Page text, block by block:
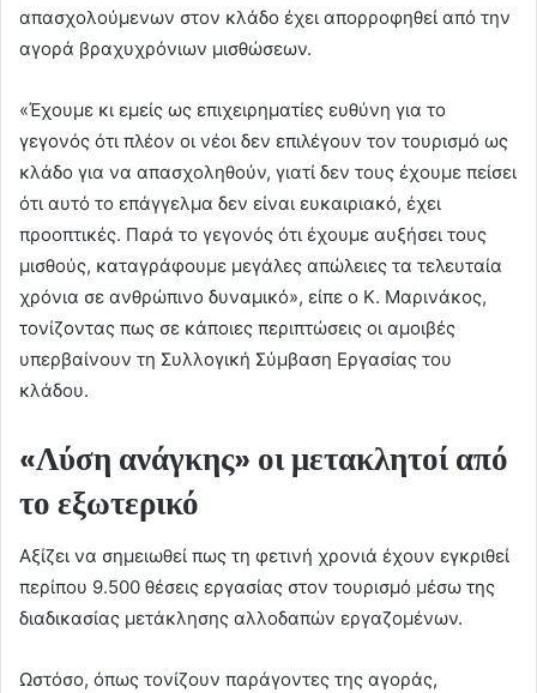
απασχολούμενων στον κλάδο έχει απορροφηθεί από την
αγορά βραχυχρόνιων μισθώσεων.
«Έχουμε κι εμείς ως επιχειρηματίες ευθύνη για το
γεγονός ότι πλέον οι νέοι δεν επιλέγουν τον τουρισμό ως
κλάδο για να απασχοληθούν, γιατί δεν τους έχουμε πείσει
ότι αυτό το επάγγελμα δεν είναι ευκαιριακό, έχει
προοπτικές. Παρά το γεγονός ότι έχουμε αυξήσει τους
μισθούς, καταγράφουμε μεγάλες απώλειες τα τελευταία
χρόνια σε ανθρώπινο δυναμικό», είπε ο Κ. Μαρινάκος,
τονίζοντας πως σε κάποιες περιπτώσεις οι αμοιβές
υπερβαίνουν τη Συλλογική Σύμβαση Εργασίας του
κλάδου.
«Λύση ανάγκης» οι μετακλητοί από
το εξωτερικό
Αξίζει να σημειωθεί πως τη φετινή χρονιά έχουν εγκριθεί
περίπου 9.500 θέσεις εργασίας στον τουρισμό μέσω της
διαδικασίας μετάκλησης αλλοδαπών εργαζομένων.
Ωστόσο, όπως τονίζουν παράγοντες της αγοράς,